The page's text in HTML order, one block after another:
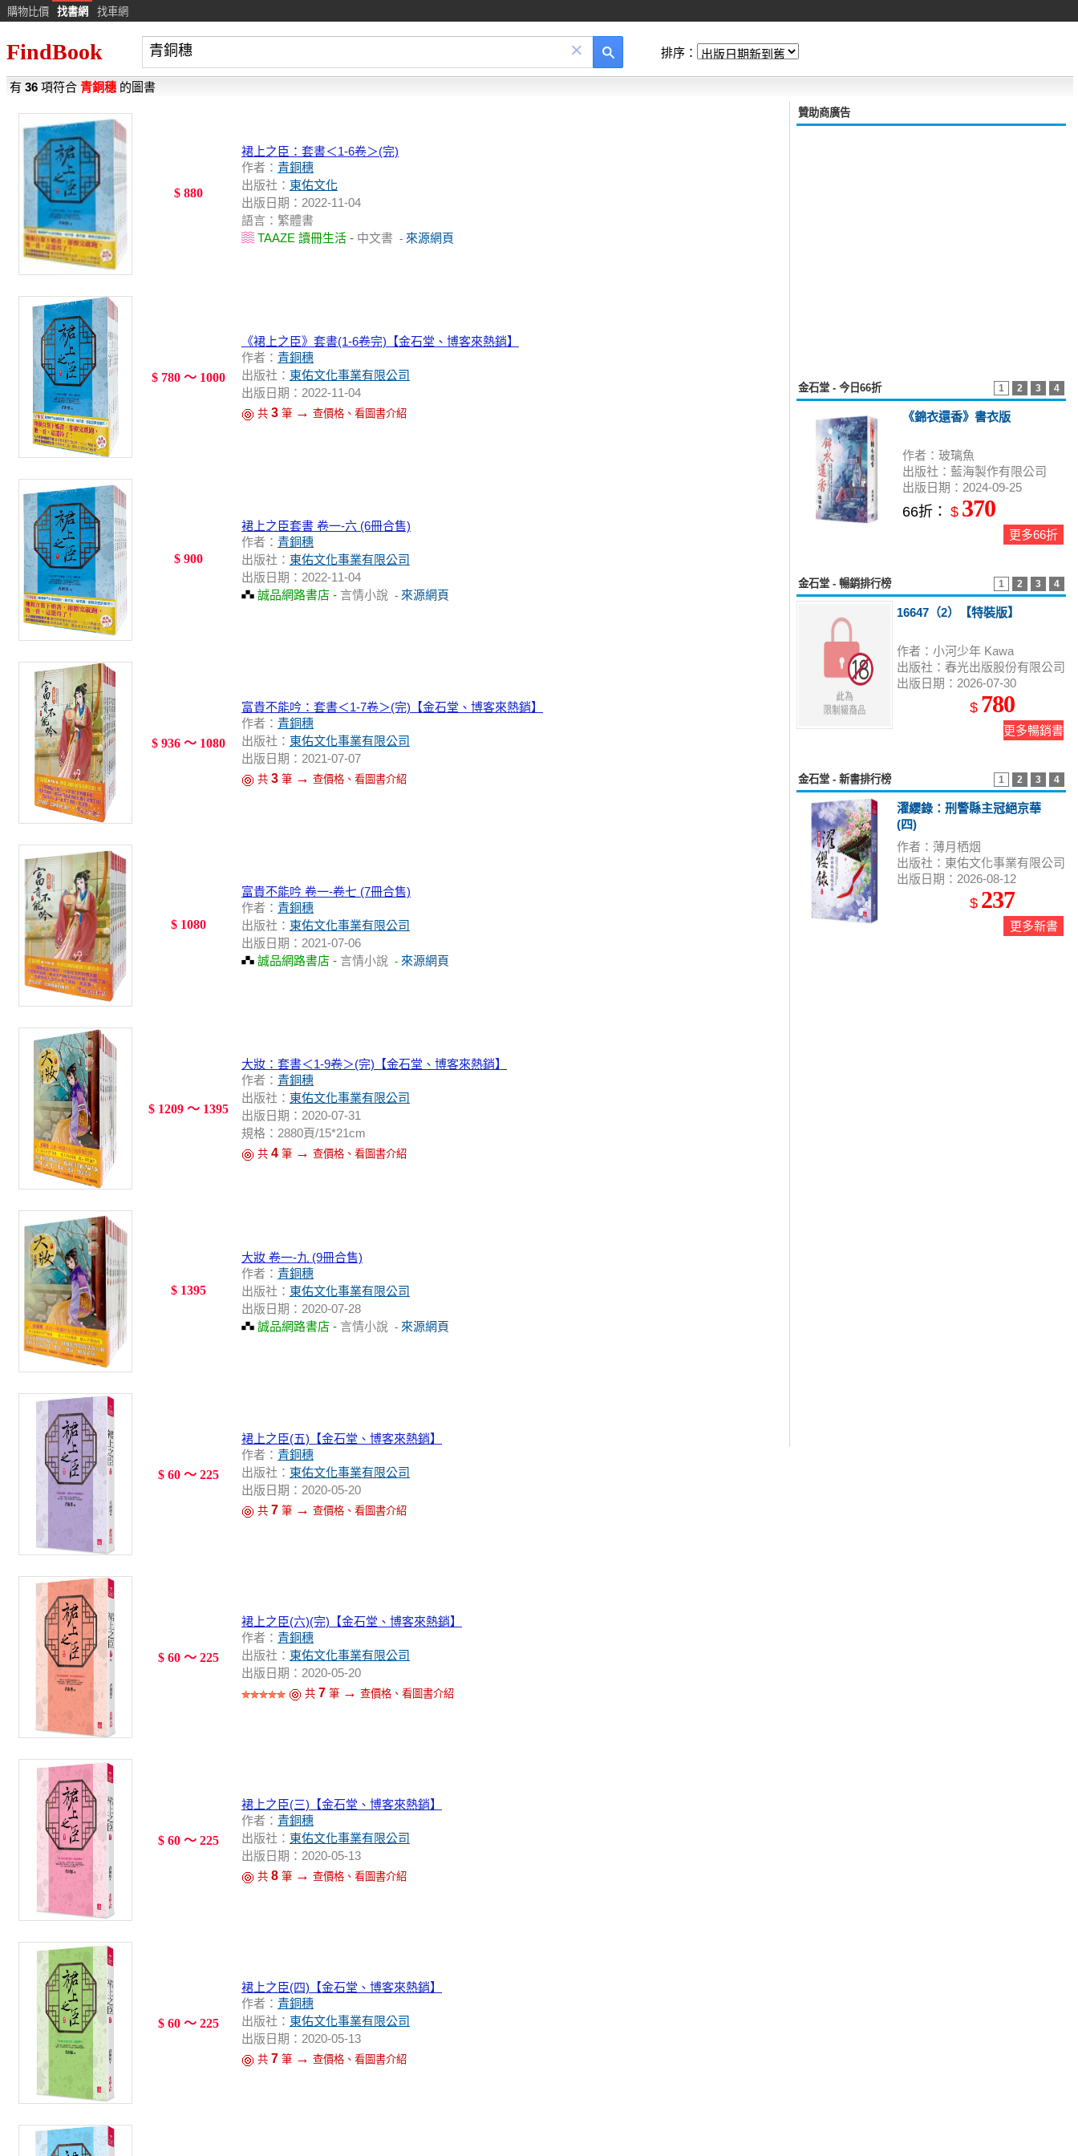
購物比價 找書網 找車網
FindBook × 排序：
有 36 項符合 青銅穗 的圖書
$ 880
裙上之臣：套書＜1-6卷＞(完)
作者： 青銅穗
出版社： 東佑文化
出版日期：2022-11-04
語言：繁體書
TAAZE 讀冊生活 - 中文書 - 來源網頁
$ 780 ～ 1000
《裙上之臣》套書(1-6卷完)【金石堂、博客來熱銷】
作者： 青銅穗
出版社： 東佑文化事業有限公司
出版日期：2022-11-04
共 3 筆 → 查價格、看圖書介紹
$ 900
裙上之臣套書 卷一-六 (6冊合售)
作者： 青銅穗
出版社： 東佑文化事業有限公司
出版日期：2022-11-04
誠品網路書店 - 言情小說 - 來源網頁
$ 936 ～ 1080
富貴不能吟：套書＜1-7卷＞(完)【金石堂、博客來熱銷】
作者： 青銅穗
出版社： 東佑文化事業有限公司
出版日期：2021-07-07
共 3 筆 → 查價格、看圖書介紹
$ 1080
富貴不能吟 卷一-卷七 (7冊合售)
作者： 青銅穗
出版社： 東佑文化事業有限公司
出版日期：2021-07-06
誠品網路書店 - 言情小說 - 來源網頁
$ 1209 ～ 1395
大妝：套書＜1-9卷＞(完)【金石堂、博客來熱銷】
作者： 青銅穗
出版社： 東佑文化事業有限公司
出版日期：2020-07-31
規格：2880頁/15*21cm
共 4 筆 → 查價格、看圖書介紹
$ 1395
大妝 卷一-九 (9冊合售)
作者： 青銅穗
出版社： 東佑文化事業有限公司
出版日期：2020-07-28
誠品網路書店 - 言情小說 - 來源網頁
$ 60 ～ 225
裙上之臣(五)【金石堂、博客來熱銷】
作者： 青銅穗
出版社： 東佑文化事業有限公司
出版日期：2020-05-20
共 7 筆 → 查價格、看圖書介紹
$ 60 ～ 225
裙上之臣(六)(完)【金石堂、博客來熱銷】
作者： 青銅穗
出版社： 東佑文化事業有限公司
出版日期：2020-05-20
共 7 筆 → 查價格、看圖書介紹
$ 60 ～ 225
裙上之臣(三)【金石堂、博客來熱銷】
作者： 青銅穗
出版社： 東佑文化事業有限公司
出版日期：2020-05-13
共 8 筆 → 查價格、看圖書介紹
$ 60 ～ 225
裙上之臣(四)【金石堂、博客來熱銷】
作者： 青銅穗
出版社： 東佑文化事業有限公司
出版日期：2020-05-13
共 7 筆 → 查價格、看圖書介紹
贊助商廣告
1 2 3 4
金石堂 - 今日66折
《錦衣還香》書衣版
作者：玻璃魚
出版社：藍海製作有限公司
出版日期：2024-09-25
66折： $ 370
更多66折
1 2 3 4
金石堂 - 暢銷排行榜
16647（2）【特裝版】
作者：小河少年 Kawa
出版社：春光出版股份有限公司
出版日期：2026-07-30
$ 780
更多暢銷書
1 2 3 4
金石堂 - 新書排行榜
濯纓錄：刑警縣主冠絕京華
(四)
作者：薄月栖烟
出版社：東佑文化事業有限公司
出版日期：2026-08-12
$ 237
更多新書